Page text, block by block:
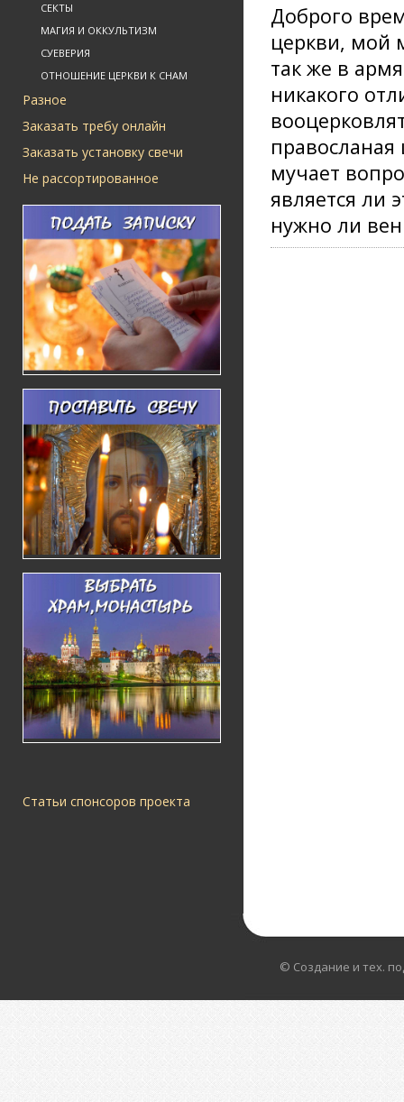
СЕКТЫ
МАГИЯ И ОККУЛЬТИЗМ
СУЕВЕРИЯ
ОТНОШЕНИЕ ЦЕРКВИ К СНАМ
Разное
Заказать требу онлайн
Заказать установку свечи
Не рассортированное
Статьи спонсоров проекта
Доброго
церкви, мой
так же в
никакого
мучает
является ли
нужно ли
© Создание и тех.